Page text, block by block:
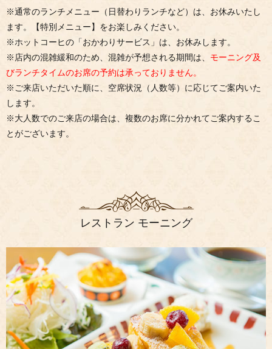
※通常のランチメニュー（日替わりランチなど）は、お休みいたし
ます。【特別メニュー】をお楽しみください。
※ホットコーヒの「おかわりサービス」は、お休みします。
※店内の混雑緩和のため、混雑が予想される期間は、 モーニング及
びランチタイムのお席の予約は承っておりません。
※ご来店いただいた順に、空席状況（人数等）に応じてご案内いた
します。
※大人数でのご来店の場合は、複数のお席に分かれてご案内するこ
とがございます。
レストラン モーニング